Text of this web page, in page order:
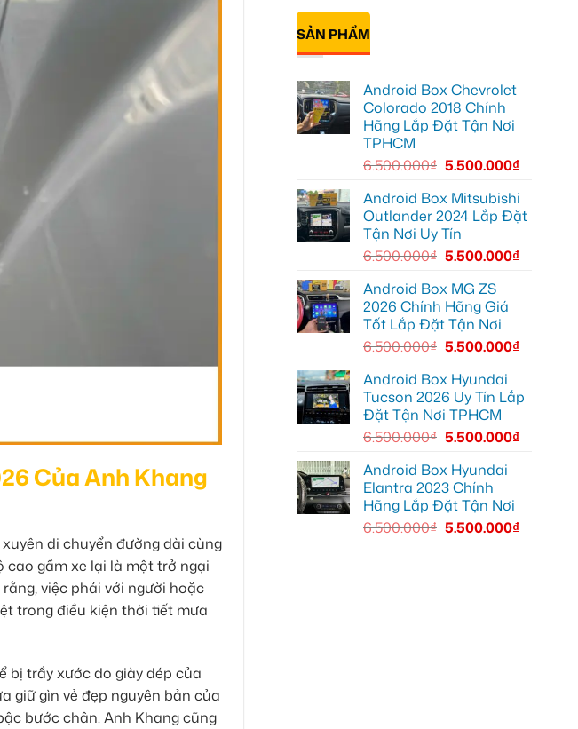
Của Anh Khang
di chuyển đường dài cùng
cao gầm xe lại là một trở ngại
việc phải với người hoặc
trong điều kiện thời tiết mưa
bị trầy xước do giày dép của
giữ gìn vẻ đẹp nguyên bản của
bước chân. Anh Khang cũng
hơn
tại
Quận
12
để
luôn
sạch
hành
Geely
EX2
cho
tại
Quận
có
luận
ở
Lắp
trình
hơi
tín
cho
Anh
Khang
CR-
Quận
SẢN PHẨM
Android Box Chevrolet
Colorado 2018 Chính
Hãng Lắp Đặt Tận Nơi
TPHCM
6.500.000₫ 5.500.000₫
Android Box Mitsubishi
Outlander 2024 Lắp Đặt
Tận Nơi Uy Tín
6.500.000₫ 5.500.000₫
Android Box MG ZS
2026 Chính Hãng Giá
Tốt Lắp Đặt Tận Nơi
6.500.000₫ 5.500.000₫
Android Box Hyundai
Tucson 2026 Uy Tín Lắp
Đặt Tận Nơi TPHCM
6.500.000₫ 5.500.000₫
Android Box Hyundai
Elantra 2023 Chính
Hãng Lắp Đặt Tận Nơi
6.500.000₫ 5.500.000₫